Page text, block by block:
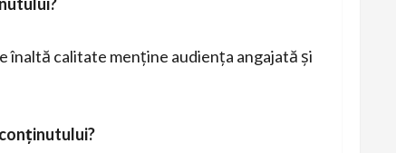
înaltă calitate menține audiența angajată și